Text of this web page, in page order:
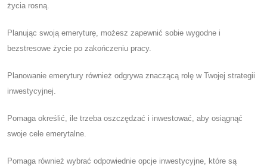
życia rosną.
Planując swoją emeryturę, możesz zapewnić sobie wygodne i
bezstresowe życie po zakończeniu pracy.
Planowanie emerytury również odgrywa znaczącą rolę w Twojej strategii
inwestycyjnej.
Pomaga określić, ile trzeba oszczędzać i inwestować, aby osiągnąć
swoje cele emerytalne.
Pomaga również wybrać odpowiednie opcje inwestycyjne, które są